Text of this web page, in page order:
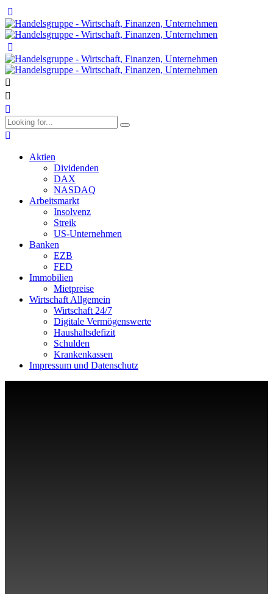
Aktien
Dividenden
DAX
NASDAQ
Arbeitsmarkt
Insolvenz
Streik
US-Unternehmen
Banken
EZB
FED
Immobilien
Mietpreise
Wirtschaft Allgemein
Wirtschaft 24/7
Digitale Vermögenswerte
Haushaltsdefizit
Schulden
Krankenkassen
Impressum und Datenschutz